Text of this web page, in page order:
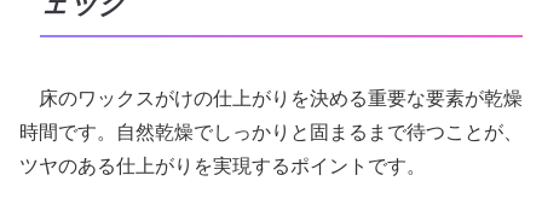
床のワックスがけの仕上がりを決める重要な要素が乾燥
時間です。自然乾燥でしっかりと固まるまで待つことが、
ツヤのある仕上がりを実現するポイントです。